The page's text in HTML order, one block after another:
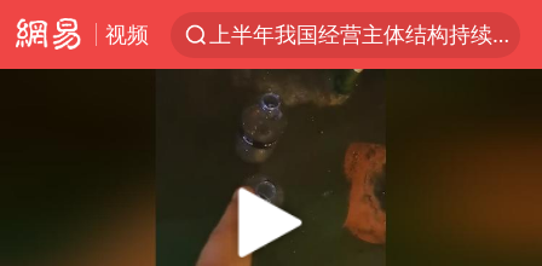
视频
上半年我国经营主体结构持续优化
《披荆斩棘2026》阵容官宣